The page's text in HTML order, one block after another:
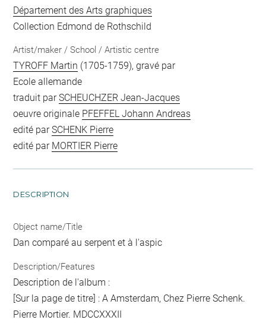
Département des Arts graphiques
Collection Edmond de Rothschild
Artist/maker / School / Artistic centre
TYROFF Martin (1705-1759), gravé par
Ecole allemande
traduit parSCHEUCHZER Jean-Jacques
oeuvre originale PFEFFEL Johann Andreas
edité parSCHENK Pierre
edité par MORTIER Pierre
DESCRIPTION
Object name/Title
Dan comparé au serpent et à l'aspic
Description/Features
Description de l'album :
[Sur la page de titre] : A Amsterdam, Chez Pierre Schenk.
Pierre Mortier. MDCCXXXII